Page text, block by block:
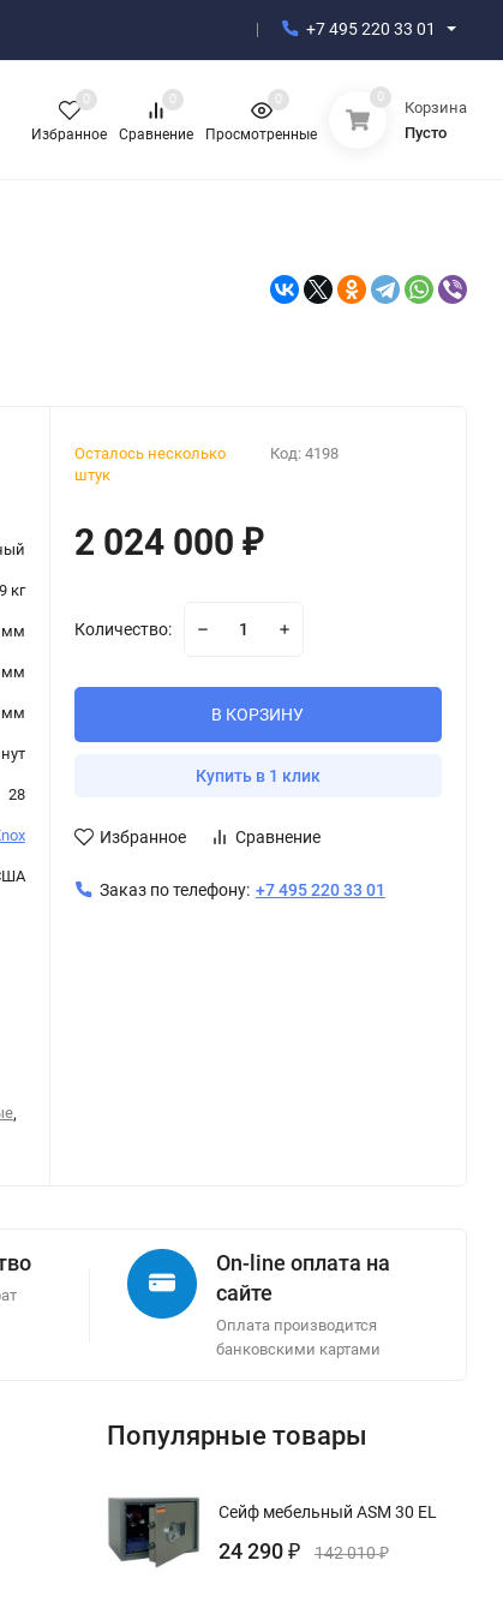
+7 495 220 33 01
Избранное
0
Сравнение
0
Просмотренные
0 0
Корзина
Пусто
кг
мм
мм
мм
28
,
Осталось несколько
штук
Код: 4198
2 024 000 ₽
Количество:
В КОРЗИНУ
Купить в 1 клик
Избранное Сравнение
Заказ по телефону: +7 495 220 33 01
On-line оплата на
сайте
Оплата производится
банковскими картами
Популярные товары
Сейф мебельный ASM 30 EL
24 290 ₽ 142 010₽